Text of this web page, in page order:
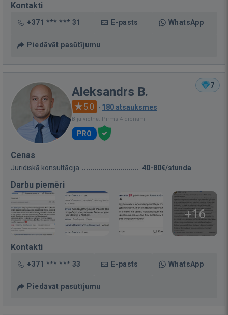
Kontakti
+371 *** *** 31 E-pasts WhatsApp
Piedāvāt pasūtījumu
7
Aleksandrs B.
5.0 · 180 atsauksmes
Bija vietnē: Pirms 4 dienām
PRO
Cenas
Juridiskā konsultācija 40-80€/stunda
Darbu piemēri
+16
Kontakti
+371 *** *** 33 E-pasts WhatsApp
Piedāvāt pasūtījumu